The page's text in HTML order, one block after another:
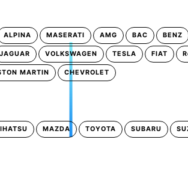
ALPINA MASERATI AMG BAC BENZ
JAGUAR VOLKSWAGEN TESLA FIAT
MARTIN CHEVROLET
MAZDA TOYOTA SUBARU